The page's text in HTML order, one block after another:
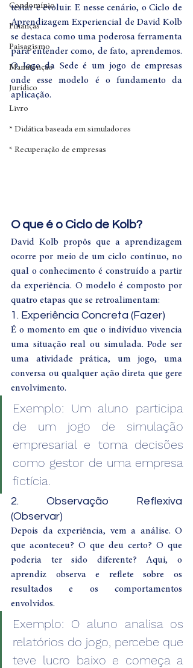
Condomínio
Finanças
Paisagismo
Manutenção
Jurídico
Livro
* Didática baseada em simuladores
* Recuperação de empresas
testar e evoluir. E nesse cenário, o Ciclo de
Aprendizagem Experiencial de David Kolb
se destaca como uma poderosa ferramenta
para entender como, de fato, aprendemos.
O Jogo da Sede é um jogo de empresas
onde esse modelo é o fundamento da
aplicação.
O que é o Ciclo de Kolb?
David Kolb propôs que a aprendizagem
ocorre por meio de um ciclo contínuo, no
qual o conhecimento é construído a partir
da experiência. O modelo é composto por
quatro etapas que se retroalimentam:
1. Experiência Concreta (Fazer)
É o momento em que o indivíduo vivencia
uma situação real ou simulada. Pode ser
uma atividade prática, um jogo, uma
conversa ou qualquer ação direta que gere
envolvimento.
Exemplo: Um aluno participa
de um jogo de simulação
empresarial e toma decisões
como gestor de uma empresa
fictícia.
2. Observação Reflexiva
(Observar)
Depois da experiência, vem a análise. O
que aconteceu? O que deu certo? O que
poderia ter sido diferente? Aqui, o
aprendiz observa e reflete sobre os
resultados e os comportamentos
envolvidos.
Exemplo: O aluno analisa os
relatórios do jogo, percebe que
teve lucro baixo e começa a